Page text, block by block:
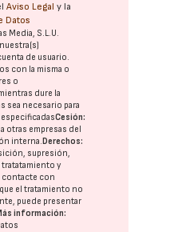
Aviso Legal y la
Datos
Media, S.L.U.
de usuario.
con la misma o
o
dure la
sea necesario para
especificadasCesión:
otras empresas del
interna. Derechos:
supresión,
y
contacte con
el tratamiento no
puede presentar
información: